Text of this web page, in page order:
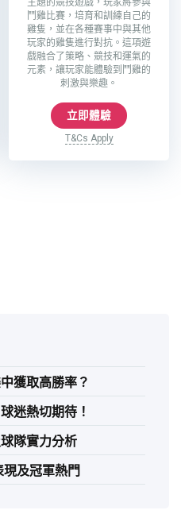
鬥雞比賽，培育和訓練自己的
雞隻，並在各種賽事中與其他
玩家的雞隻進行對抗。這項遊
戲融合了策略、競技和運氣的
元素，讓玩家能體驗到鬥雞的
刺激與樂趣。
立即體驗
T&Cs Apply
獲取高勝率？
迷熱切期待！
隊實力分析
及冠軍熱門